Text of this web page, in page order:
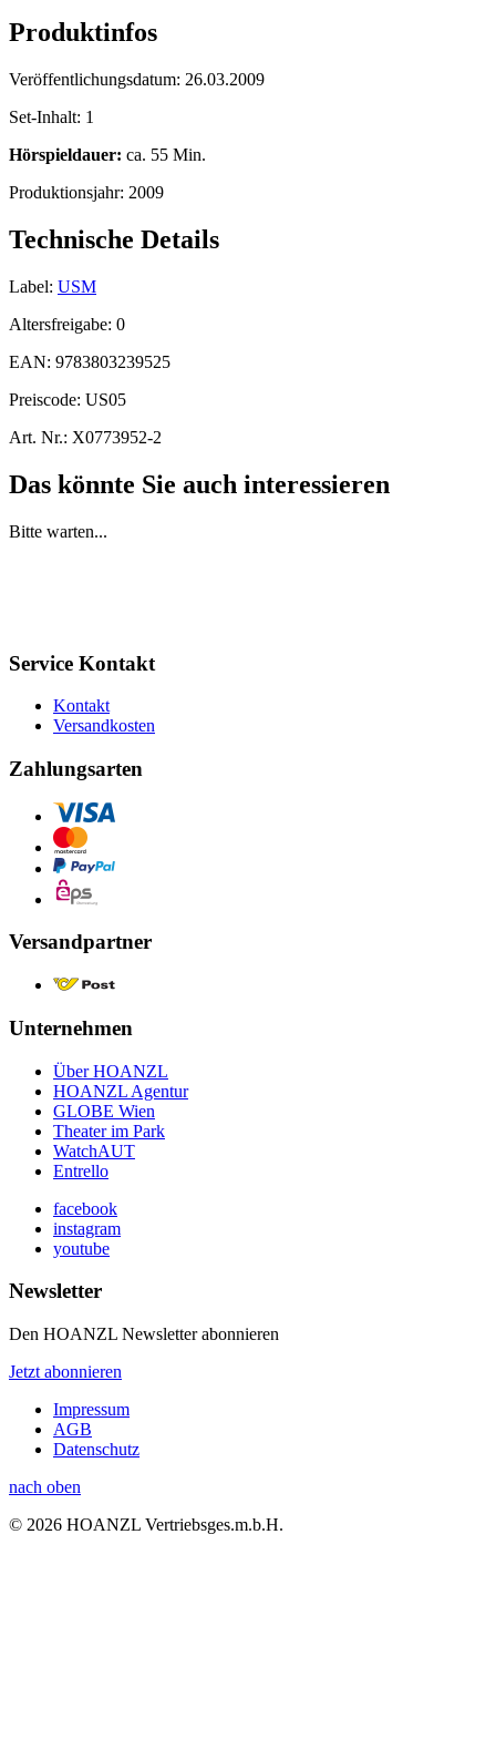
Produktinfos
Veröffentlichungsdatum: 26.03.2009
Set-Inhalt: 1
Hörspieldauer: ca. 55 Min.
Produktionsjahr: 2009
Technische Details
Label: USM
Altersfreigabe: 0
EAN: 9783803239525
Preiscode: US05
Art. Nr.: X0773952-2
Das könnte Sie auch interessieren
Bitte warten...
Service Kontakt
Kontakt
Versandkosten
Zahlungsarten
Versandpartner
Unternehmen
Über HOANZL
HOANZL Agentur
GLOBE Wien
Theater im Park
WatchAUT
Entrello
facebook
instagram
youtube
Newsletter
Den HOANZL Newsletter abonnieren
Jetzt abonnieren
Impressum
AGB
Datenschutz
nach oben
© 2026 HOANZL Vertriebsges.m.b.H.